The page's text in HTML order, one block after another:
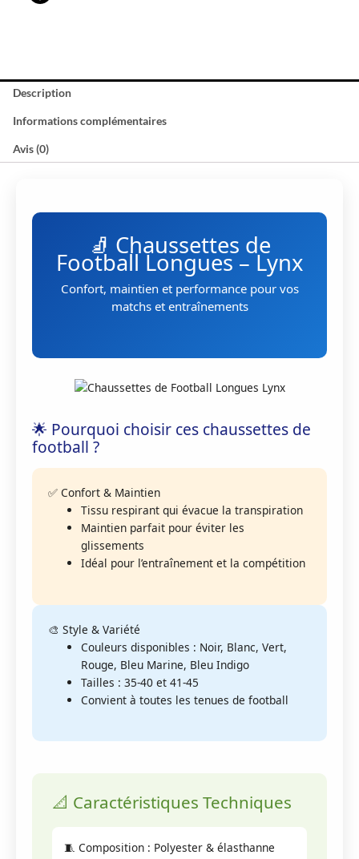
Description
Informations complémentaires
Avis (0)
🧦 Chaussettes de
Football Longues – Lynx
Confort, maintien et performance pour vos
matchs et entraînements
🌟 Pourquoi choisir ces chaussettes de
football ?
✅ Confort & Maintien
Tissu respirant qui évacue la transpiration
Maintien parfait pour éviter les
glissements
Idéal pour l’entraînement et la compétition
🎨 Style & Variété
Couleurs disponibles : Noir, Blanc, Vert,
Rouge, Bleu Marine, Bleu Indigo
Tailles : 35-40 et 41-45
Convient à toutes les tenues de football
📐 Caractéristiques Techniques
🧵 Composition : Polyester & élasthanne